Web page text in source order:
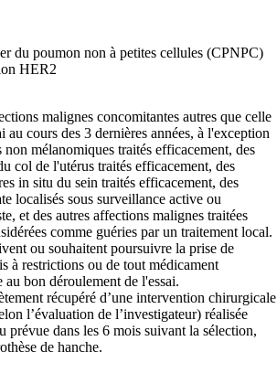
du poumon non à petites cellules (CPNPC)
HER2
malignes concomitantes autres que celle
au cours des 3 dernières années, à l'exception
non mélanomiques traités efficacement, des
col de l'utérus traités efficacement, des
in situ du sein traités efficacement, des
localisés sous surveillance active ou
et des autres affections malignes traitées
comme guéries par un traitement local.
ou souhaitent poursuivre la prise de
à restrictions ou de tout médicament
au bon déroulement de l'essai.
récupéré d’une intervention chirurgicale
l’évaluation de l’investigateur) réalisée
prévue dans les 6 mois suivant la sélection,
de hanche.